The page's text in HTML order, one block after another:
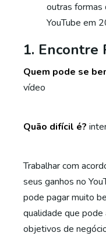
outras formas
YouTube em
1. Encontre
Quem pode se
vídeo
Quão difícil é?
Trabalhar com
seus ganhos no
pode pagar muito
qualidade que pode
objetivos de